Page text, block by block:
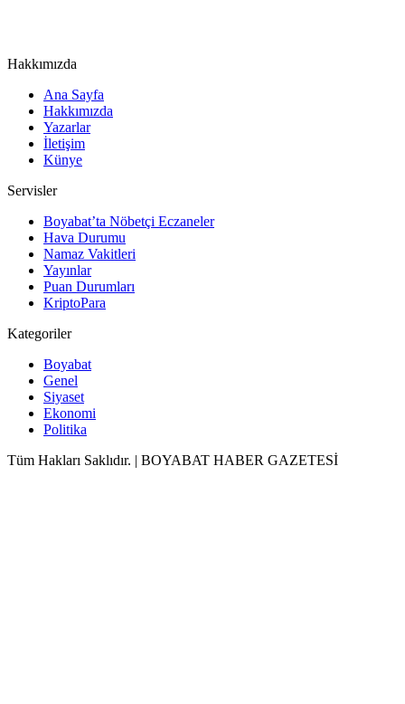
Hakkımızda
Ana Sayfa
Hakkımızda
Yazarlar
İletişim
Künye
Servisler
Boyabat’ta Nöbetçi Eczaneler
Hava Durumu
Namaz Vakitleri
Yayınlar
Puan Durumları
KriptoPara
Kategoriler
Boyabat
Genel
Siyaset
Ekonomi
Politika
Tüm Hakları Saklıdır. | BOYABAT HABER GAZETESİ